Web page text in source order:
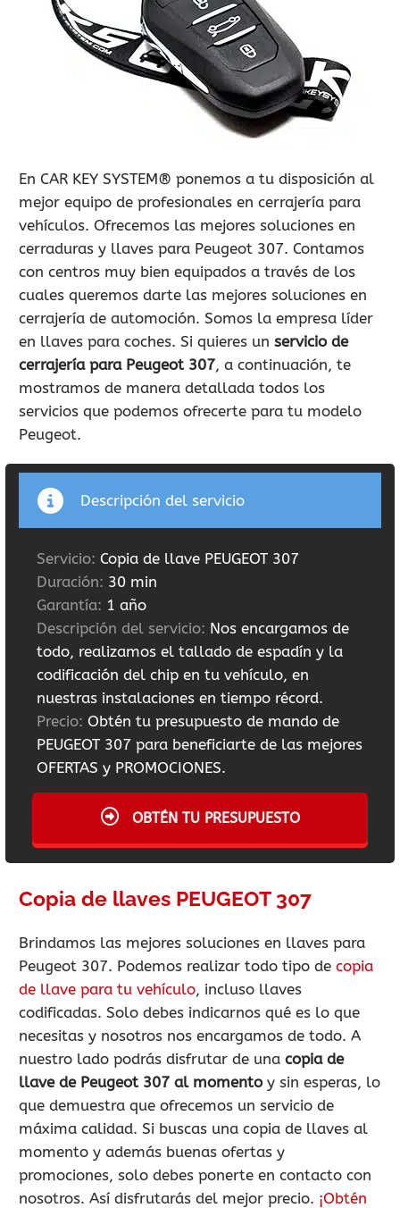
900 802 604
LLAMA GRATIS
En CAR KEY SYSTEM® ponemos a tu disposición al
mejor equipo de profesionales en cerrajería para
vehículos. Ofrecemos las mejores soluciones en
cerraduras y llaves para Peugeot 307. Contamos
con centros muy bien equipados a través de los
cuales queremos darte las mejores soluciones en
cerrajería de automoción. Somos la empresa líder
en llaves para coches. Si quieres un servicio de
cerrajería para Peugeot 307, a continuación, te
mostramos de manera detallada todos los
servicios que podemos ofrecerte para tu modelo
Peugeot.
Descripción del servicio
Servicio: Copia de llave PEUGEOT 307
Duración: 30 min
Garantía: 1 año
Descripción del servicio: Nos encargamos de
todo, realizamos el tallado de espadín y la
codificación del chip en tu vehículo, en
nuestras instalaciones en tiempo récord.
Precio: Obtén tu presupuesto de mando de
PEUGEOT 307 para beneficiarte de las mejores
OFERTAS y PROMOCIONES.
OBTÉN TU PRESUPUESTO
Copia de llaves PEUGEOT 307
Brindamos las mejores soluciones en llaves para
Peugeot 307. Podemos realizar todo tipo de copia
de llave para tu vehículo, incluso llaves
codificadas. Solo debes indicarnos qué es lo que
necesitas y nosotros nos encargamos de todo. A
nuestro lado podrás disfrutar de una copia de
llave de Peugeot 307 al momentoy sin esperas, lo
que demuestra que ofrecemos un servicio de
máxima calidad. Si buscas una copia de llaves al
momento y además buenas ofertas y
promociones, solo debes ponerte en contacto con
nosotros. Así disfrutarás del mejor precio. ¡Obtén